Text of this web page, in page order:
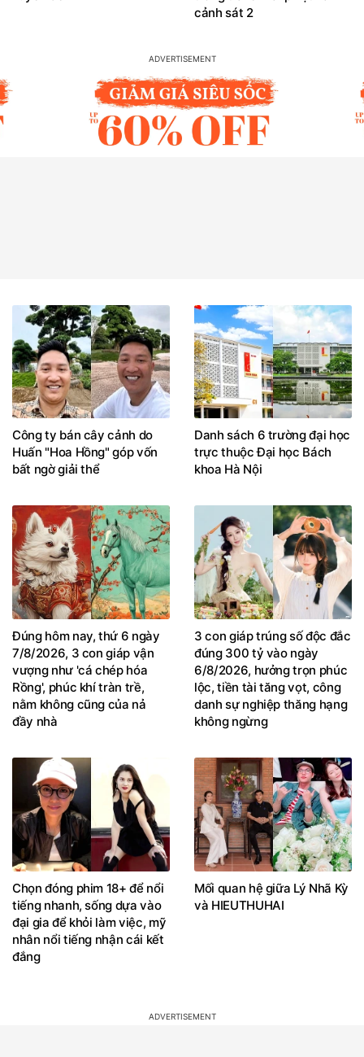
cảnh sát 2
Công ty bán cây cảnh do
Huấn "Hoa Hồng" góp vốn
bất ngờ giải thể
Danh sách 6 trường đại học
trực thuộc Đại học Bách
khoa Hà Nội
Đúng hôm nay, thứ 6 ngày
7/8/2026, 3 con giáp vận
vượng như 'cá chép hóa
Rồng', phúc khí tràn trề,
nằm không cũng của nả
đầy nhà
3 con giáp trúng số độc đắc
đúng 300 tỷ vào ngày
6/8/2026, hưởng trọn phúc
lộc, tiền tài tăng vọt, công
danh sự nghiệp thăng hạng
không ngừng
Chọn đóng phim 18+ để nổi
tiếng nhanh, sống dựa vào
đại gia để khỏi làm việc, mỹ
nhân nổi tiếng nhận cái kết
đắng
Mối quan hệ giữa Lý Nhã Kỳ
và HIEUTHUHAI